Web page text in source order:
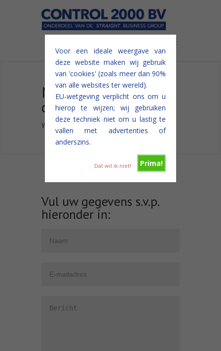
Voor een ideale weergave van
deze website maken wij gebruik
van 'cookies' (zoals meer dan 90%
van alle websites ter wereld).
EU-wetgeving verplicht ons om u
hierop te wijzen; wij gebruiken
deze techniek niet om u lastig te
vallen met advertenties of
anderszins.
Prima!
Dat wil ik niet!
Neem vrijblijvend
contact met ons op
We zijn u graag van dienst!
Vul uw gegevens s.v.p.
hieronder in: